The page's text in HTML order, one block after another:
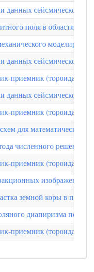
данных
поля в областях
данных
приемник
данных
приемник
для
численного
приемник
земной коры в
диапиризма
приемник